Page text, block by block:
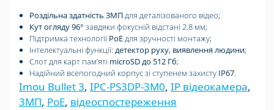
Роздільна здатність 3МПдля деталізованого відео;
Кут огляду 96° завдяки фокусній відстані 2.8 мм;
Підтримка технології PoEдля зручності монтажу;
Інтелектуальні функції: детектор руху, виявлення людини;
Слот для карт памʼяті microSD до 512 Гб;
Надійний всепогодний корпус зі ступенем захисту IP67.
Imou Bullet 3, IPC-PS3DP-3M0, IP відеокамера,
3МП, PoE, відеоспостереження